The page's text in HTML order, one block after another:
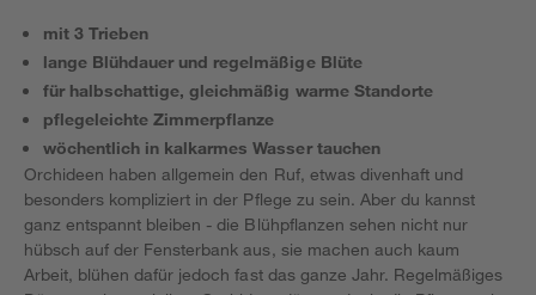
mit 3 Trieben
lange Blühdauer und regelmäßige Blüte
für halbschattige, gleichmäßig warme Standorte
pflegeleichte Zimmerpflanze
wöchentlich in kalkarmes Wasser tauchen
Orchideen haben allgemein den Ruf, etwas divenhaft und
besonders kompliziert in der Pflege zu sein. Aber du kannst
ganz entspannt bleiben - die Blühpflanzen sehen nicht nur
hübsch auf der Fensterbank aus, sie machen auch kaum
Arbeit, blühen dafür jedoch fast das ganze Jahr. Regelmäßiges